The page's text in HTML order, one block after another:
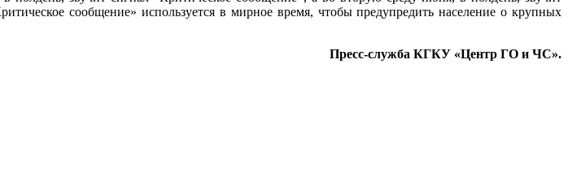
сообщение» используется в мирное время, чтобы предупредить население о крупных
Пресс-служба КГКУ «Центр ГО и ЧС».